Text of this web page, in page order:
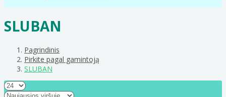
SLUBAN
Pagrindinis
Pirkite pagal gamintoją
SLUBAN